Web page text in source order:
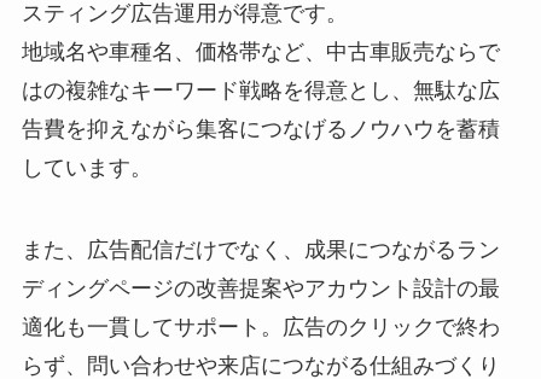
スティング広告運用が得意です。
地域名や車種名、価格帯など、中古車販売ならで
はの複雑なキーワード戦略を得意とし、無駄な広
告費を抑えながら集客につなげるノウハウを蓄積
しています。
また、広告配信だけでなく、成果につながるラン
ディングページの改善提案やアカウント設計の最
適化も一貫してサポート。広告のクリックで終わ
らず、問い合わせや来店につながる仕組みづくり